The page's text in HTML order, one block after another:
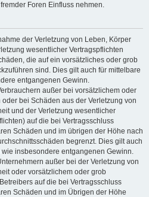
Foren Einfluss nehmen.
der Verletzung von Leben, Körper
wesentlicher Vertragspflichten
die auf ein vorsätzliches oder grob
sind. Dies gilt auch für mittelbare
entgangenen Gewinn.
außer bei vorsätzlichem oder
bei Schäden aus der Verletzung von
und der Verletzung wesentlicher
auf die bei Vertragsschluss
Schäden und im übrigen der Höhe nach
begrenzt. Dies gilt auch
insbesondere entgangenen Gewinn.
außer bei der Verletzung von
oder vorsätzlichem oder grob
auf die bei Vertragsschluss
Schäden und im Übrigen der Höhe